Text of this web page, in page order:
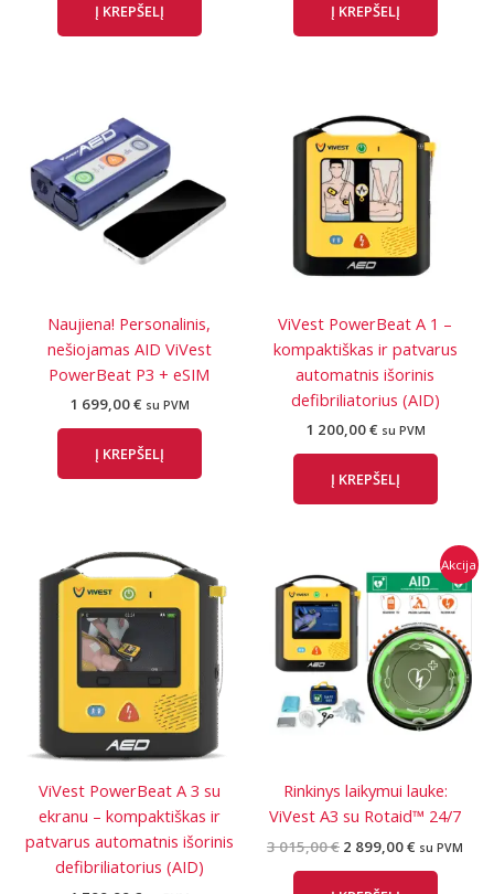
Į KREPŠELĮ Į KREPŠELĮ
Naujiena! Personalinis,
nešiojamas AID ViVest
PowerBeat P3 + eSIM
1 699,00€ su PVM
Į KREPŠELĮ
ViVest PowerBeat A 1 –
kompaktiškas ir patvarus
automatnis išorinis
defibriliatorius (AID)
1 200,00€ su PVM
Į KREPŠELĮ
ViVest PowerBeat A 3 su
ekranu – kompaktiškas ir
patvarus automatnis išorinis
defibriliatorius (AID)
Akcija
Rinkinys laikymui lauke:
ViVest A3 su Rotaid™ 24/7
3 015,00€ Original
2 899,00€ Current
su PVM